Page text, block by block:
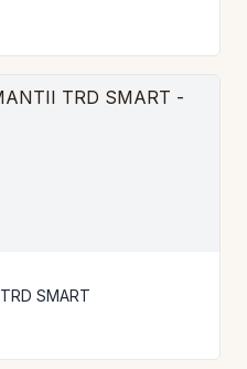
ΗΛΕΚΤΡΙΚΟ ΤΖΑΚΙ AMANTΙI TRD SMART